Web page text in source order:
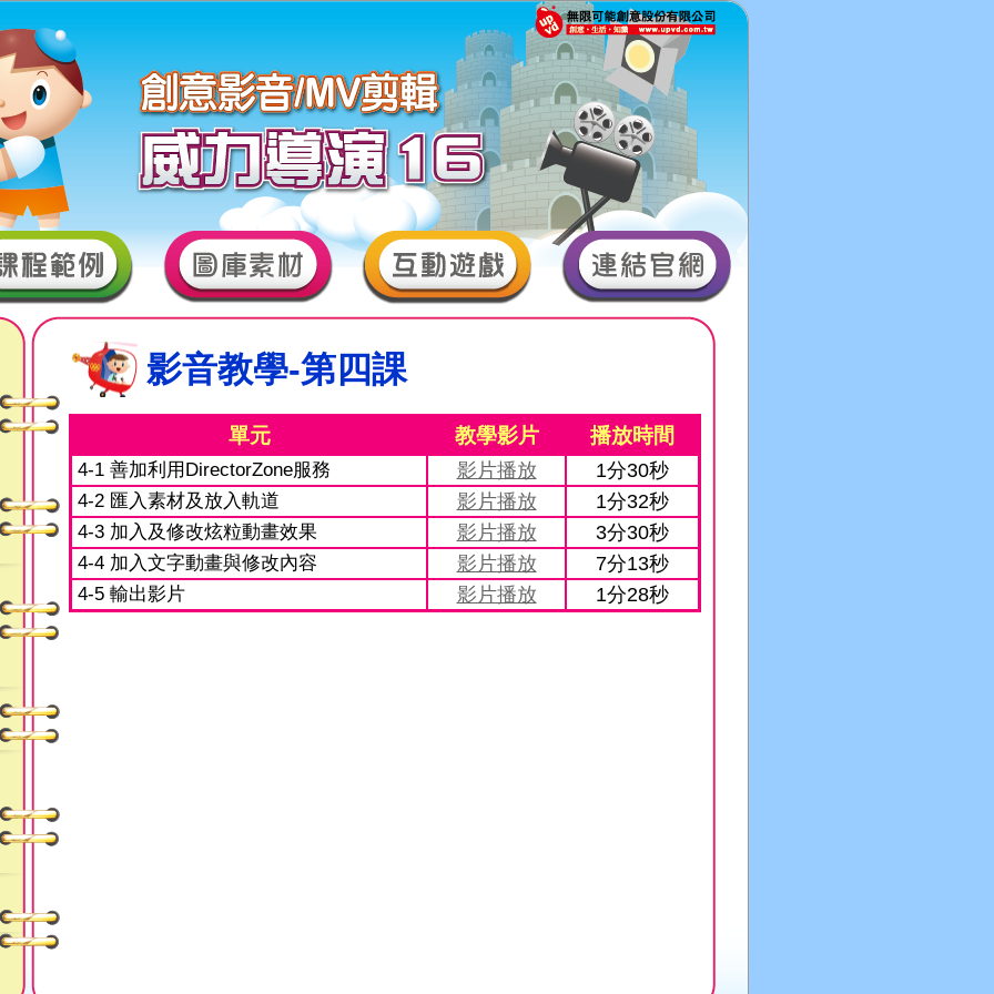
影音教學-第四課
單元 教學影片 播放時間
4-1 善加利用DirectorZone服務 影片播放 1分30秒
4-2 匯入素材及放入軌道 影片播放 1分32秒
4-3 加入及修改炫粒動畫效果 影片播放 3分30秒
4-4 加入文字動畫與修改內容 影片播放 7分13秒
4-5 輸出影片 影片播放 1分28秒